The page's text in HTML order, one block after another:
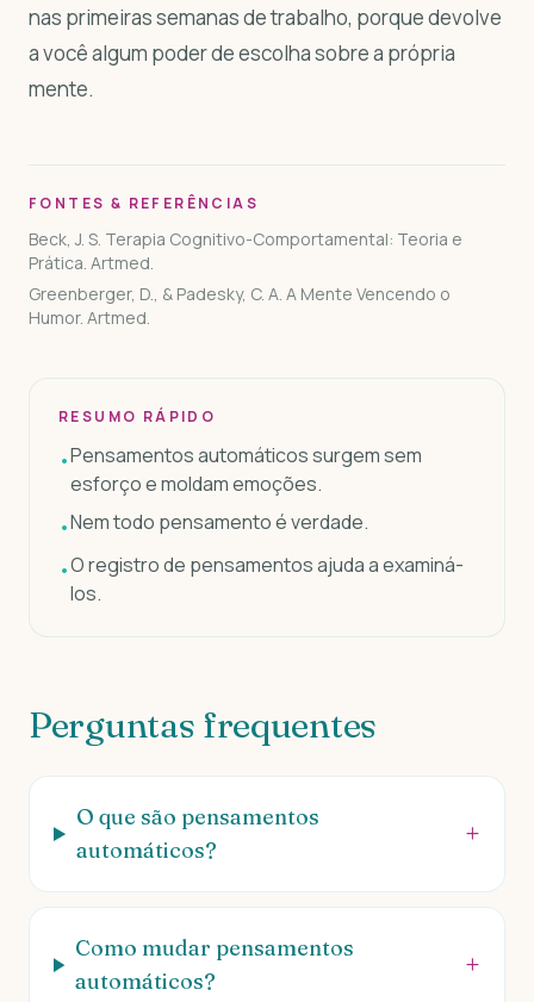
nas primeiras semanas de trabalho, porque devolve
a você algum poder de escolha sobre a própria
mente.
FONTES & REFERÊNCIAS
Beck, J. S. Terapia Cognitivo-Comportamental: Teoria e
Prática. Artmed.
Greenberger, D., & Padesky, C. A. A Mente Vencendo o
Humor. Artmed.
RESUMO RÁPIDO
•Pensamentos automáticos surgem sem
esforço e moldam emoções.
•Nem todo pensamento é verdade.
•O registro de pensamentos ajuda a examiná-
los.
Perguntas frequentes
O que são pensamentos
automáticos?
+
Como mudar pensamentos
automáticos?
+